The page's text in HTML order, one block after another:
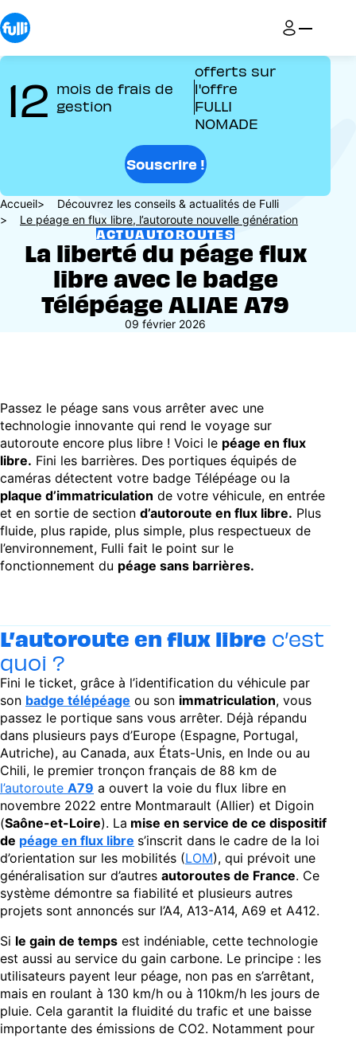
Aller
au
contenu
principal
12 mois de frais de
gestion
offerts sur
l'offre
FULLI
NOMADE
Souscrire !
Fil
d'Ariane
Accueil
Découvrez les conseils & actualités de Fulli
Le péage en flux libre, l’autoroute nouvelle génération
ACTUAUTOROUTES
La liberté du péage flux
libre avec le badge
Télépéage ALIAE A79
09 février 2026
Passez le péage sans vous arrêter avec une
technologie innovante qui rend le voyage sur
autoroute encore plus libre ! Voici le péage en flux
libre. Fini les barrières. Des portiques équipés de
caméras détectent votre badge Télépéage ou la
plaque d’immatriculation de votre véhicule, en entrée
et en sortie de section d’autoroute en flux libre. Plus
fluide, plus rapide, plus simple, plus respectueux de
l’environnement, Fulli fait le point sur le
fonctionnement du péage sans barrières.
L’autoroute en flux libre c’est
quoi ?
Fini le ticket, grâce à l’identification du véhicule par
son badge télépéage ou son immatriculation, vous
passez le portique sans vous arrêter. Déjà répandu
dans plusieurs pays d’Europe (Espagne, Portugal,
Autriche), au Canada, aux États-Unis, en Inde ou au
Chili, le premier tronçon français de 88 km de
l’autoroute A79 a ouvert la voie du flux libre en
novembre 2022 entre Montmarault (Allier) et Digoin
(Saône-et-Loire). La mise en service de ce dispositif
de péage en flux libre s’inscrit dans le cadre de la loi
d’orientation sur les mobilités (LOM), qui prévoit une
généralisation sur d’autres autoroutes de France. Ce
système démontre sa fiabilité et plusieurs autres
projets sont annoncés sur l’A4, A13-A14, A69 et A412.
Si le gain de temps est indéniable, cette technologie
est aussi au service du gain carbone. Le principe : les
utilisateurs payent leur péage, non pas en s’arrêtant,
mais en roulant à 130 km/h ou à 110km/h les jours de
pluie. Cela garantit la fluidité du trafic et une baisse
importante des émissions de CO2. Notamment pour